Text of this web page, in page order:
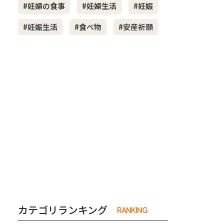
夫婦 #産休 #育休
#妊婦の食事
#妊婦生活
#妊娠
#妊娠生活
#食べ物 #安産祈願
カテゴリランキング RANKING